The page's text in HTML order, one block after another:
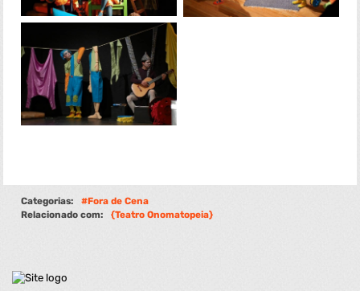
Categorias:
Fora de Cena
Relacionado com:
Teatro Onomatopeia